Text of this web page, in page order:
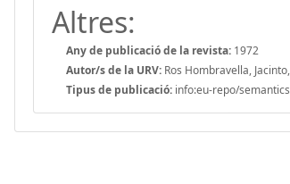
Altres:
Any de publicació de la revista: 1972
Autor/s de la URV: Ros Hombravella,
Tipus de publicació: info:eu-repo/